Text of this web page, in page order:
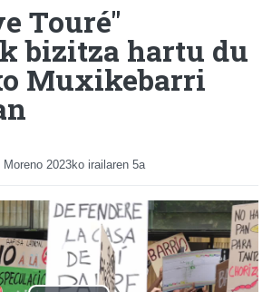
Touré"
bizitza hartu du
Muxikebarri
Moreno 2023ko irailaren 5a